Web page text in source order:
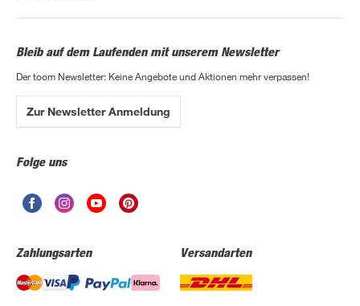
Bleib auf dem Laufenden mit unserem Newsletter
Der toom Newsletter: Keine Angebote und Aktionen mehr verpassen!
Zur Newsletter Anmeldung
Folge uns
Zahlungsarten Versandarten